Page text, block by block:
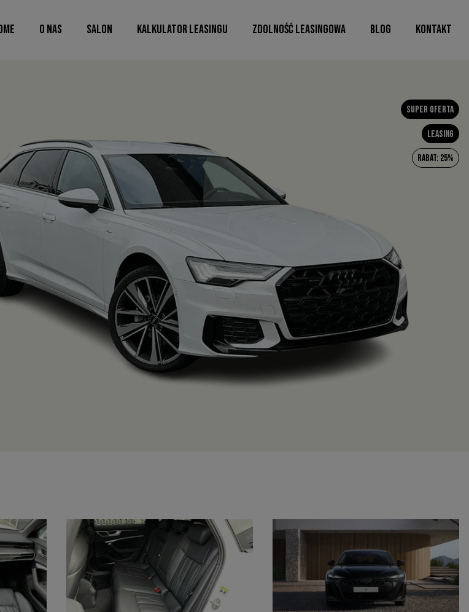
O NAS SALON KALKULATOR LEASINGU ZDOLNOŚĆ LEASINGOWA BLOG KONTAKT
Super oferta
Leasing
Rabat: 25%